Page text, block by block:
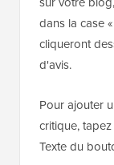
dans la case
cliqueront
d'avis.
Pour ajouter
critique,
Texte du